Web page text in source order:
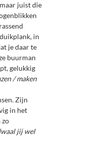
juist die
in
je daar te
buurman
gelukkig
/ maken
Zijn
in het
zo
jij wel